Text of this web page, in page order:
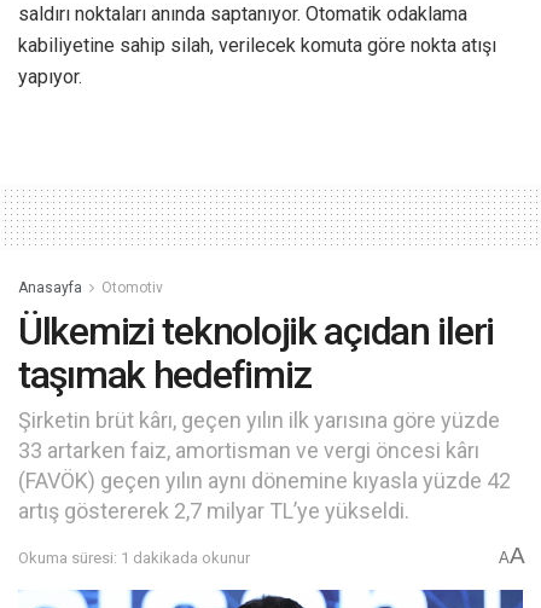
saldırı noktaları anında saptanıyor. Otomatik odaklama
kabiliyetine sahip silah, verilecek komuta göre nokta atışı
yapıyor.
Anasayfa Otomotiv
Ülkemizi teknolojik açıdan ileri
taşımak hedefimiz
Şirketin brüt kârı, geçen yılın ilk yarısına göre yüzde
33 artarken faiz, amortisman ve vergi öncesi kârı
(FAVÖK) geçen yılın aynı dönemine kıyasla yüzde 42
artış göstererek 2,7 milyar TL’ye yükseldi.
Okuma süresi: 1 dakikada okunur AA